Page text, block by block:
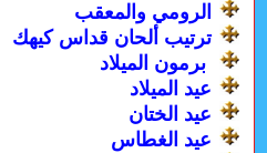
الرومي والمعقب
ترتيب ألحان قداس كيهك
برمون الميلاد
عيد الميلاد
عيد الختان
عيد الغطاس